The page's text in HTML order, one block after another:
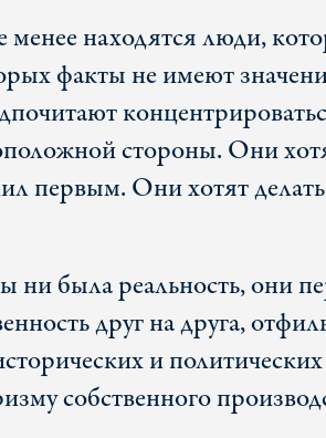
находятся люди,
факты не имеют
стороны. Они
первым. Они хотят
ни была реальность, они
друг на друга,
и
собственного